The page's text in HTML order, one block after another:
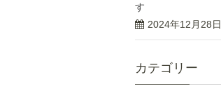
す
2024年12月28日
カテゴリー